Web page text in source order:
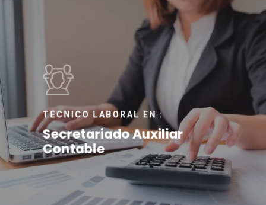
TÉCNICO LABORAL EN :
Secretariado Auxiliar
Contable